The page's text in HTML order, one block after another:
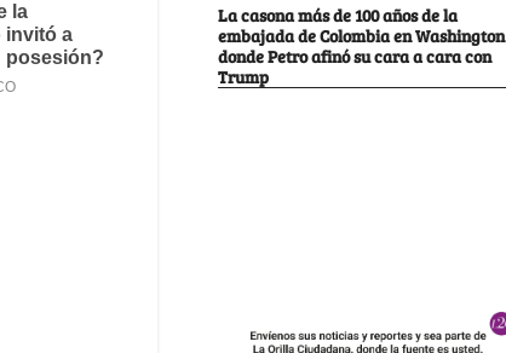
La casona más de 100 años de la
embajada de Colombia en Washington
donde Petro afinó su cara a cara con
Trump